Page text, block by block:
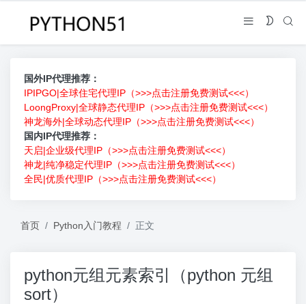
国外IP代理推荐：
IPIPGO|全球住宅代理IP（>>>点击注册免费测试<<<）
LoongProxy|全球静态代理IP（>>>点击注册免费测试<<<）
神龙海外|全球动态代理IP（>>>点击注册免费测试<<<）
国内IP代理推荐：
天启|企业级代理IP（>>>点击注册免费测试<<<）
神龙|纯净稳定代理IP（>>>点击注册免费测试<<<）
全民|优质代理IP（>>>点击注册免费测试<<<）
首页 Python入门教程 正文
python元组元素索引（python 元组
sort）